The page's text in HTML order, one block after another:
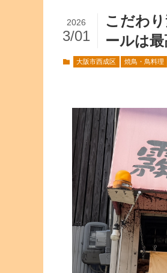
こだわ
ールは
2026
3/01
大阪市西成区 焼鳥・鳥料理